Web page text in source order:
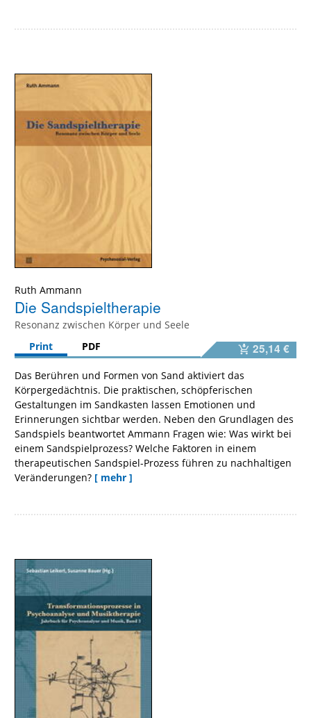
Ruth Ammann
Die Sandspieltherapie
Resonanz zwischen Körper und Seele
Print
PDF 25,14 €
Das Berühren und Formen von Sand aktiviert das
Körpergedächtnis. Die praktischen, schöpferischen
Gestaltungen im Sandkasten lassen Emotionen und
Erinnerungen sichtbar werden. Neben den Grundlagen des
Sandspiels beantwortet Ammann Fragen wie: Was wirkt bei
einem Sandspielprozess? Welche Faktoren in einem
therapeutischen Sandspiel-Prozess führen zu nachhaltigen
Veränderungen? [ mehr ]